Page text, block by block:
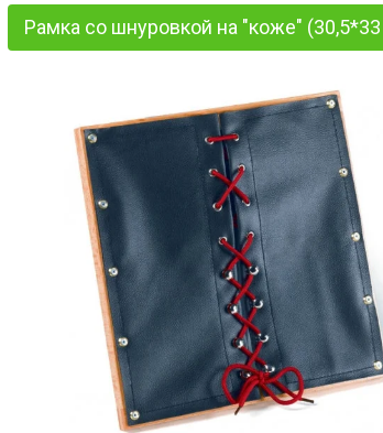
Рамка со шнуровкой на "коже"